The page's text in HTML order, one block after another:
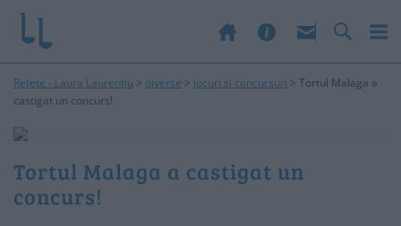
Rețete - Laura Laurențiu > diverse > jocuri si concursuri > Tortul Malaga a
castigat un concurs!
Tortul Malaga a castigat un
concurs!